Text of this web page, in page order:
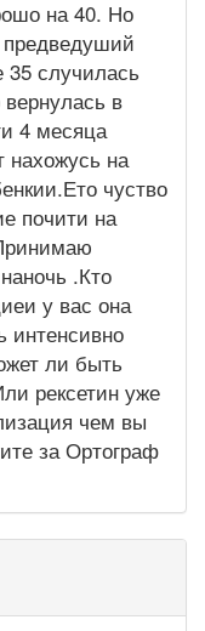
на 40. Но
35 случилась
вернулась в
4 месяца
нахожусь на
чуство
почити на
.Кто
у вас она
интенсивно
ли быть
рексетин уже
чем вы
за Ортограф